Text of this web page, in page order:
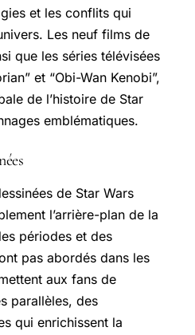
et les conflits qui
Les neuf films de
que les séries télévisées
et “Obi-Wan Kenobi”,
de l’histoire de Star
emblématiques.
de Star Wars
l’arrière-plan de la
périodes et des
pas abordés dans les
aux fans de
parallèles, des
qui enrichissent la